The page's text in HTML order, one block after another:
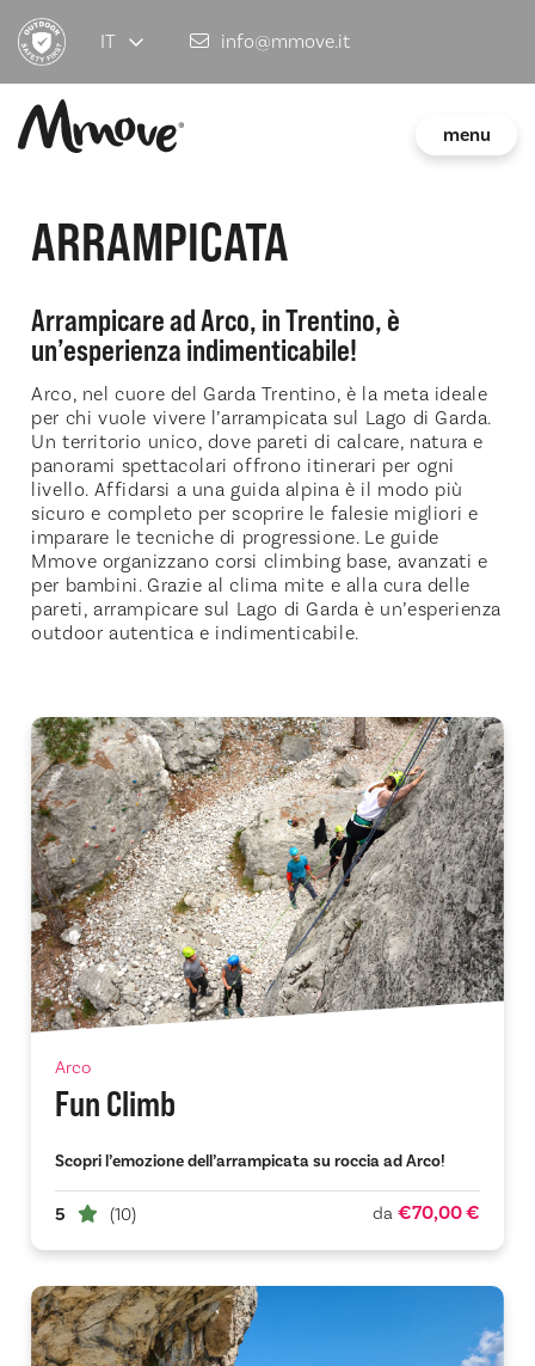
IT info@mmove.it
menu
ARRAMPICATA
Arrampicare ad Arco, in Trentino, è
un’esperienza indimenticabile!
Arco, nel cuore del Garda Trentino, è la meta ideale
per chi vuole vivere l’arrampicata sul Lago di Garda.
Un territorio unico, dove pareti di calcare, natura e
panorami spettacolari offrono itinerari per ogni
livello. Affidarsi a una guida alpina è il modo più
sicuro e completo per scoprire le falesie migliori e
imparare le tecniche di progressione. Le guide
Mmove organizzano corsi climbing base, avanzati e
per bambini. Grazie al clima mite e alla cura delle
pareti, arrampicare sul Lago di Garda è un’esperienza
outdoor autentica e indimenticabile.
Arco
Fun Climb
Scopri l’emozione dell’arrampicata su roccia ad Arco!
5 (10) da €70,00 €